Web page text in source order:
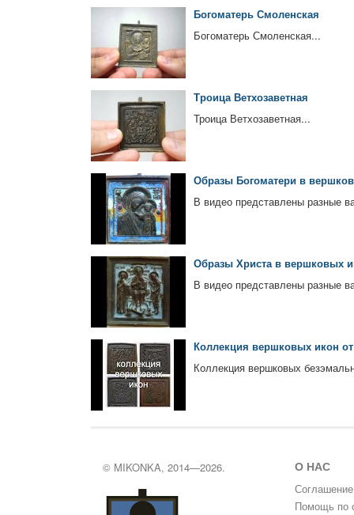
Богоматерь Смоленская
Богоматерь Смоленская...
Троица Ветхозаветная
Троица Ветхозаветная...
Образы Богоматери в
В видео представлены разные
Образы Христа в вершковых
В видео представлены разные
Коллекция вершковых икон
Коллекция вершковых
© MIKONKA, 2014—2026. О НАС
Соглашение
Помощь по